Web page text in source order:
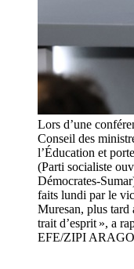
Lors d’une
Conseil des
l’Éducation et
(Parti socialiste
Démocrates-
faits lundi par le
Muresan, plus tard
trait d’esprit », a
EFE/ZIPI